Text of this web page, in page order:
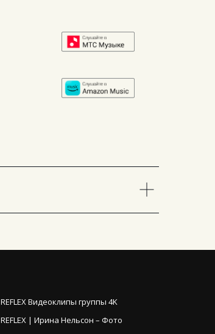
REFLEX Видеоклипы группы 4K
REFLEX | Ирина Нельсон – Фото